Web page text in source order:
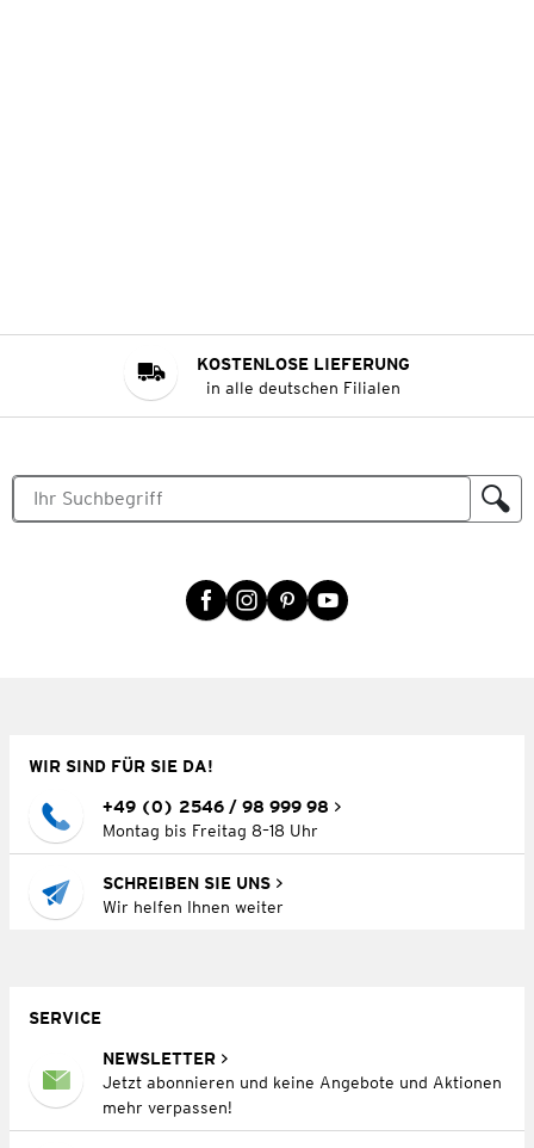
KOSTENLOSE LIEFERUNG
in alle deutschen Filialen
WIR SIND FÜR SIE DA!
+49 (0) 2546 / 98 999 98
Montag bis Freitag 8–18 Uhr
SCHREIBEN SIE UNS
Wir helfen Ihnen weiter
SERVICE
NEWSLETTER
Jetzt abonnieren und keine Angebote und Aktionen
mehr verpassen!